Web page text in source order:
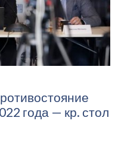
года — кр. стол